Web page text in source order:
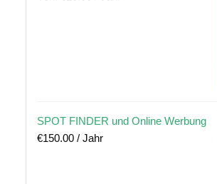
SPOT FINDER und Online Werbung
€150.00 / Jahr